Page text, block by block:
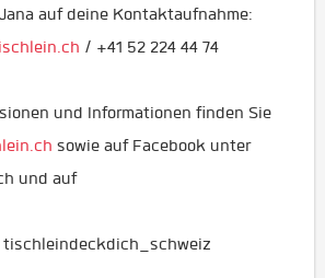
auf deine Kontaktaufnahme:
/ +41 52 224 44 74
und Informationen finden Sie
sowie auf Facebook unter
und auf
tischleindeckdich_schweiz